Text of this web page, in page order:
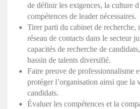
de définir les exigences, la culture
compétences de leader nécessaires.
Tirer parti du cabinet de recherche,
réseau de contacts dans le secteur
capacités de recherche de
bassin de talents diversifié.
Faire preuve de professionnalisme
protéger l’organisation ainsi que la
candidats.
Évaluer les compétences et la